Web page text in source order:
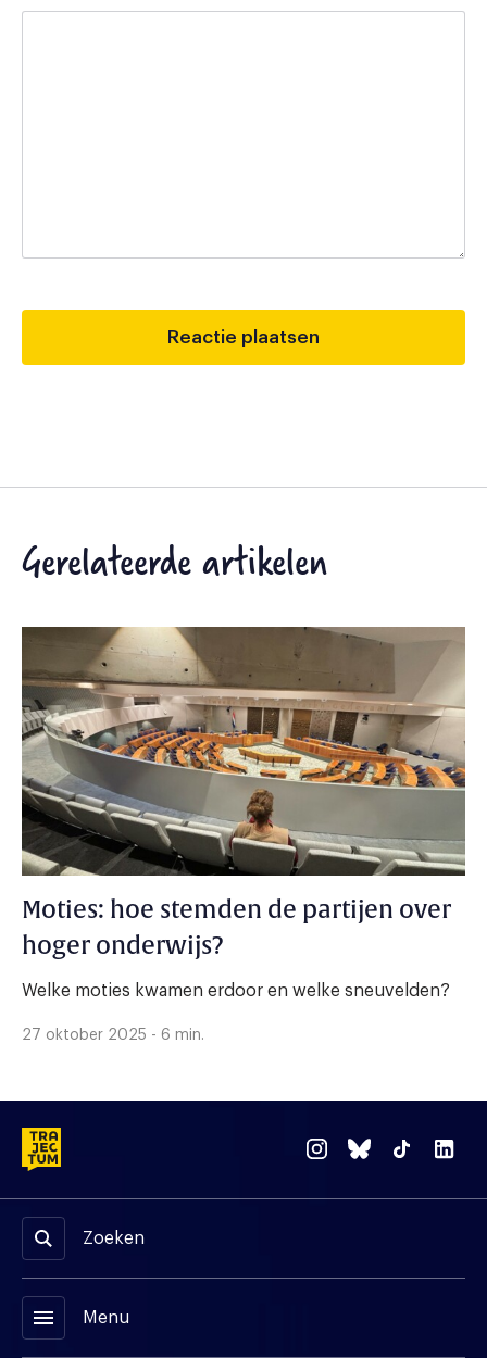
Gerelateerde artikelen
Moties: hoe stemden de partijen over
hoger onderwijs?
Welke moties kwamen erdoor en welke sneuvelden?
27 oktober 2025 - 6 min.
Zoeken
menu Menu